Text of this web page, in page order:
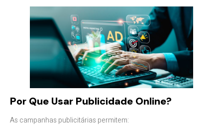
Por Que Usar Publicidade Online?
As campanhas publicitárias permitem: